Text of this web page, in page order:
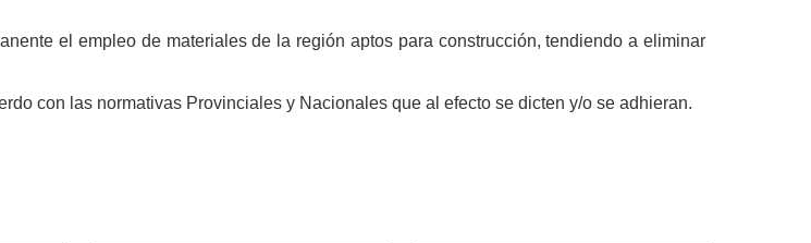
el empleo de materiales de la región aptos para construcción, tendiendo a eliminar
con las normativas Provinciales y Nacionales que al efecto se dicten y/o se adhieran.